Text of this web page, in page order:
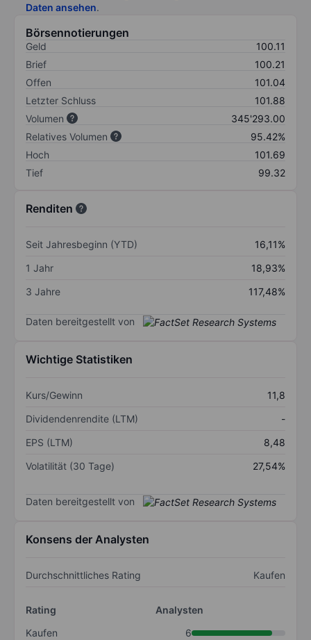
Daten ansehen.
Börsennotierungen
Geld
100.11
Brief
100.21
Offen
101.04
Letzter Schluss
101.88
Volumen
345'293.00
Relatives Volumen
95.42%
Hoch
101.69
Tief
99.32
Renditen
Seit Jahresbeginn (YTD)
16,11%
1 Jahr
18,93%
3 Jahre
117,48%
Daten bereitgestellt von
Wichtige Statistiken
Kurs/Gewinn
11,8
Dividendenrendite (LTM)
-
EPS (LTM)
8,48
Volatilität (30 Tage)
27,54%
Daten bereitgestellt von
Konsens der Analysten
Durchschnittliches Rating Kaufen
Rating
Analysten
Kaufen
6